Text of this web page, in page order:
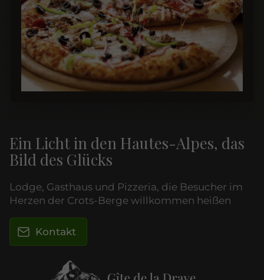
Ein Licht in den Hautes-Alpes, das
Bild des Glücks
Lodge, Gasthaus und Pizzeria, die Besucher im
Herzen der Crots-Berge willkommen heißen
Kontakt